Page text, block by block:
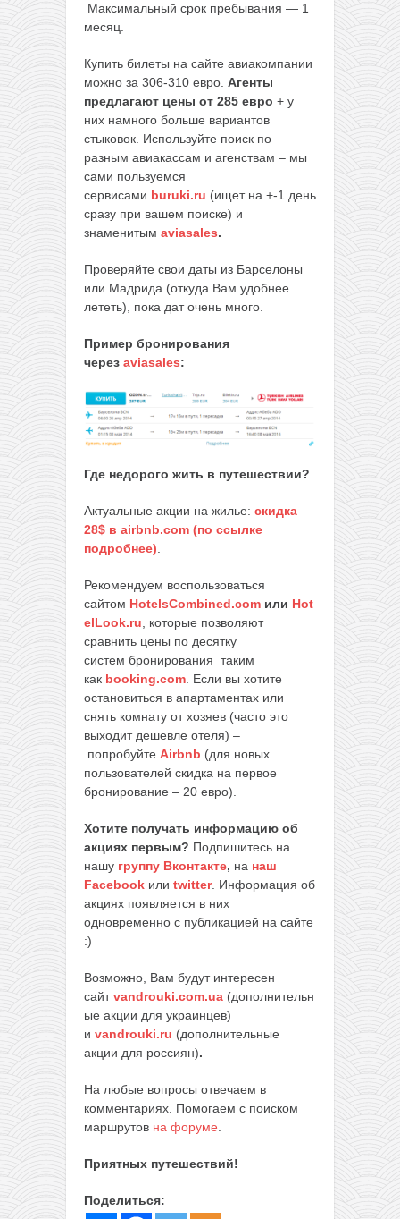
Максимальный срок пребывания — 1
месяц.
Купить билеты на сайте авиакомпании
можно за 306-310 евро. Агенты
предлагают цены от 285 евро + у
них намного больше вариантов
стыковок. Используйте поиск по
разным авиакассам и агенствам – мы
сами пользуемся
сервисами buruki.ru (ищет на +-1 день
сразу при вашем поиске) и
знаменитым aviasales.
Проверяйте свои даты из Барселоны
или Мадрида (откуда Вам удобнее
лететь), пока дат очень много.
Пример бронирования
через aviasales:
Где недорого жить в путешествии?
Актуальные акции на жилье: скидка
28$ в airbnb.com (по ссылке
подробнее)
Рекомендуем воспользоваться
сайтом HotelsCombined.com или Hot
elLook.ru , которые позволяют
сравнить цены по десятку
систем бронирования таким
как booking.com . Если вы хотите
остановиться в апартаментах или
снять комнату от хозяев (часто это
выходит дешевле отеля) –
попробуйте Airbnb (для новых
пользователей скидка на первое
бронирование – 20 евро).
Хотите получать информацию об
акциях первым? Подпишитесь на
нашу группу Вконтакте, на наш
Facebook или twitter. Информация об
акциях появляется в них
одновременно с публикацией на сайте
:)
Возможно, Вам будут интересен
сайтvandrouki.com.ua (дополнительн
ые акции для украинцев)
и vandrouki.ru (дополнительные
акции для россиян).
На любые вопросы отвечаем в
комментариях. Помогаем с поиском
маршрутов на форуме
Приятных путешествий!
Поделиться: